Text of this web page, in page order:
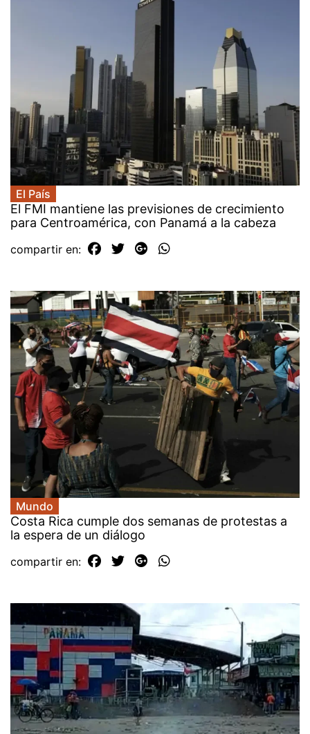
El País
El FMI mantiene las previsiones de crecimiento
para Centroamérica, con Panamá a la cabeza
compartir en:
Mundo
Costa Rica cumple dos semanas de protestas a
la espera de un diálogo
compartir en: